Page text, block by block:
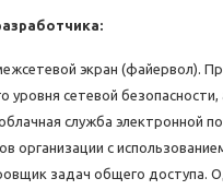
экран (файервол).
уровня сетевой
служба электронной
организации с
задач общего доступа.